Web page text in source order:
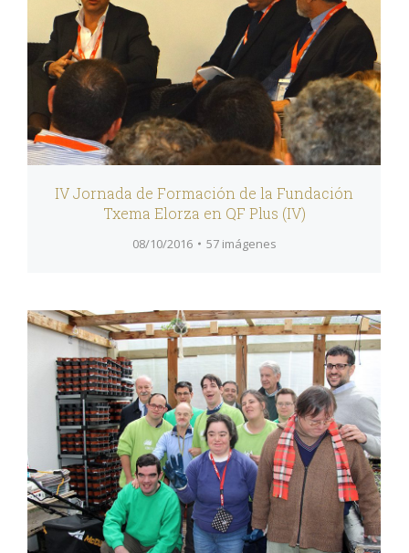
IV Jornada de Formación de la Fundación
Txema Elorza en QF Plus (IV)
08/10/2016 57 imágenes